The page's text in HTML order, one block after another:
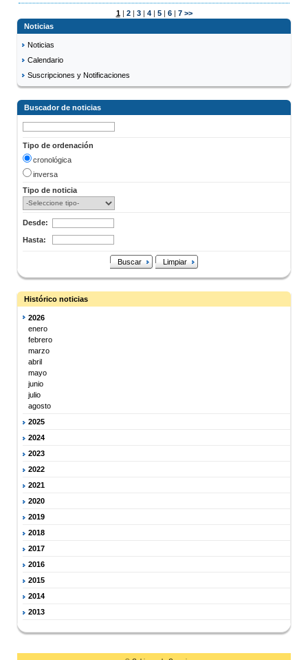
1| 2| 3| 4| 5| 6| 7 >>
Noticias
Noticias
Calendario
Suscripciones y Notificaciones
Buscador de noticias
Tipo de ordenación
cronológica
inversa
Tipo de noticia
Desde:
Hasta:
Buscar Limpiar
Histórico noticias
2026
enero
febrero
marzo
abril
mayo
junio
julio
agosto
2025
2024
2023
2022
2021
2020
2019
2018
2017
2016
2015
2014
2013